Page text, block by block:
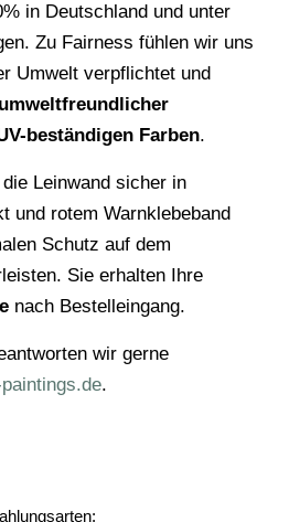
in Deutschland und unter
Zu Fairness fühlen wir uns
Umwelt verpflichtet und
umweltfreundlicher
beständigen Farben.
Leinwand sicher in
und rotem Warnklebeband
Schutz auf dem
Sie erhalten Ihre
nach Bestelleingang.
wir gerne
.